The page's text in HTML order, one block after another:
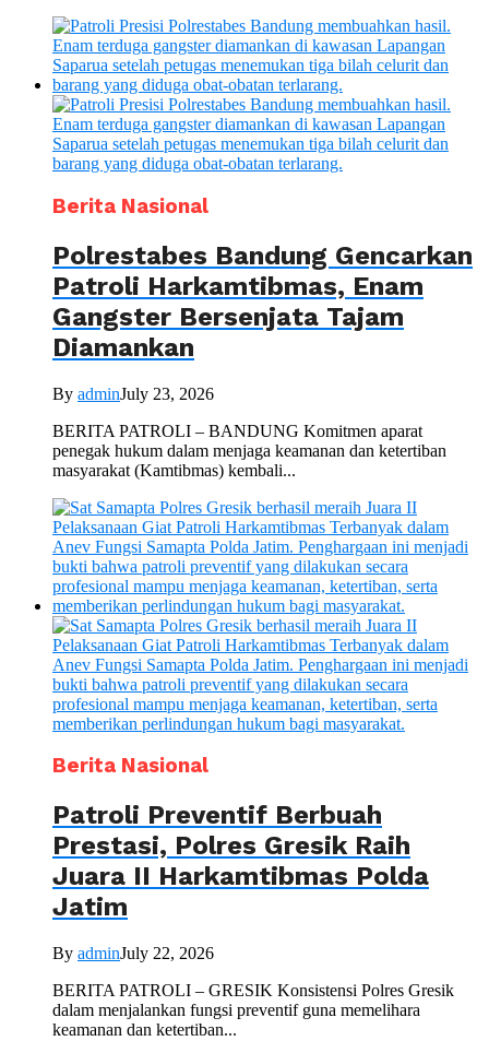
Berita Nasional
Polrestabes Bandung Gencarkan
Patroli Harkamtibmas, Enam
Gangster Bersenjata Tajam
Diamankan
By adminJuly 23, 2026
BERITA PATROLI – BANDUNG Komitmen aparat
penegak hukum dalam menjaga keamanan dan ketertiban
masyarakat (Kamtibmas) kembali...
Berita Nasional
Patroli Preventif Berbuah
Prestasi, Polres Gresik Raih
Juara II Harkamtibmas Polda
Jatim
By adminJuly 22, 2026
BERITA PATROLI – GRESIK Konsistensi Polres Gresik
dalam menjalankan fungsi preventif guna memelihara
keamanan dan ketertiban...